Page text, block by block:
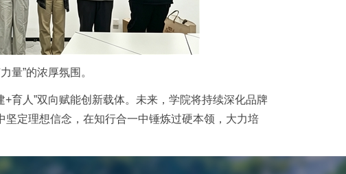
量”的浓厚氛围。
育人”双向赋能创新载体。未来，学院将持续深化品牌
定理想信念，在知行合一中锤炼过硬本领，大力培